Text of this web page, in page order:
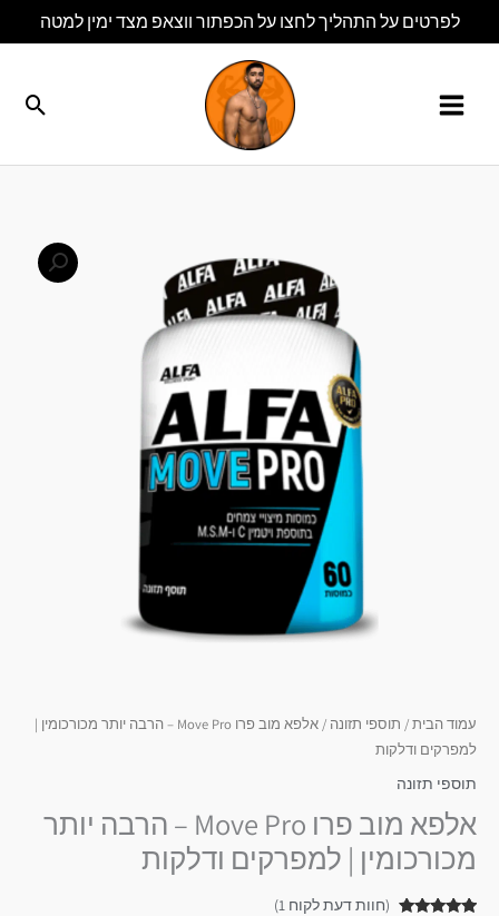
לתוכן
לפרטים על התהליך לחצו על הכפתור ווצאפ מצד ימין למטה
עמוד הבית/ תוספי תזונה
/ אלפא מוב פרו Move Pro – הרבה יותר מכורכומין |
למפרקים ודלקות
תוספי תזונה
אלפא מוב פרו Move Pro – הרבה יותר
מכורכומין | למפרקים ודלקות
(חוות דעת לקוח 1
)